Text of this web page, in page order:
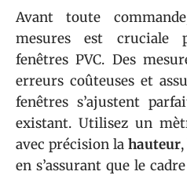
Avant toute
mesures est cruciale
fenêtres PVC. Des
erreurs coûteuses et
fenêtres s’ajustent
existant. Utilisez un
avec précision la hauteur,
en s’assurant que le